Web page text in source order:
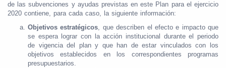
de las subvenciones y ayudas previstas en este Plan para el ejercicio
2020 contiene, para cada caso, la siguiente información:
Objetivos estratégicos, que describen el efecto e impacto que
se espera lograr con la acción institucional durante el periodo
de vigencia del plan y que han de estar vinculados con los
objetivos establecidos en los correspondientes programas
presupuestarios.